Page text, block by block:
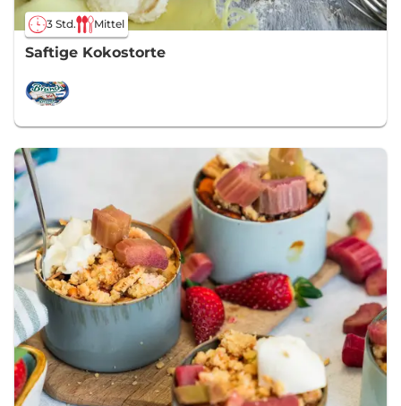
3 Std. Mittel
Saftige Kokostorte